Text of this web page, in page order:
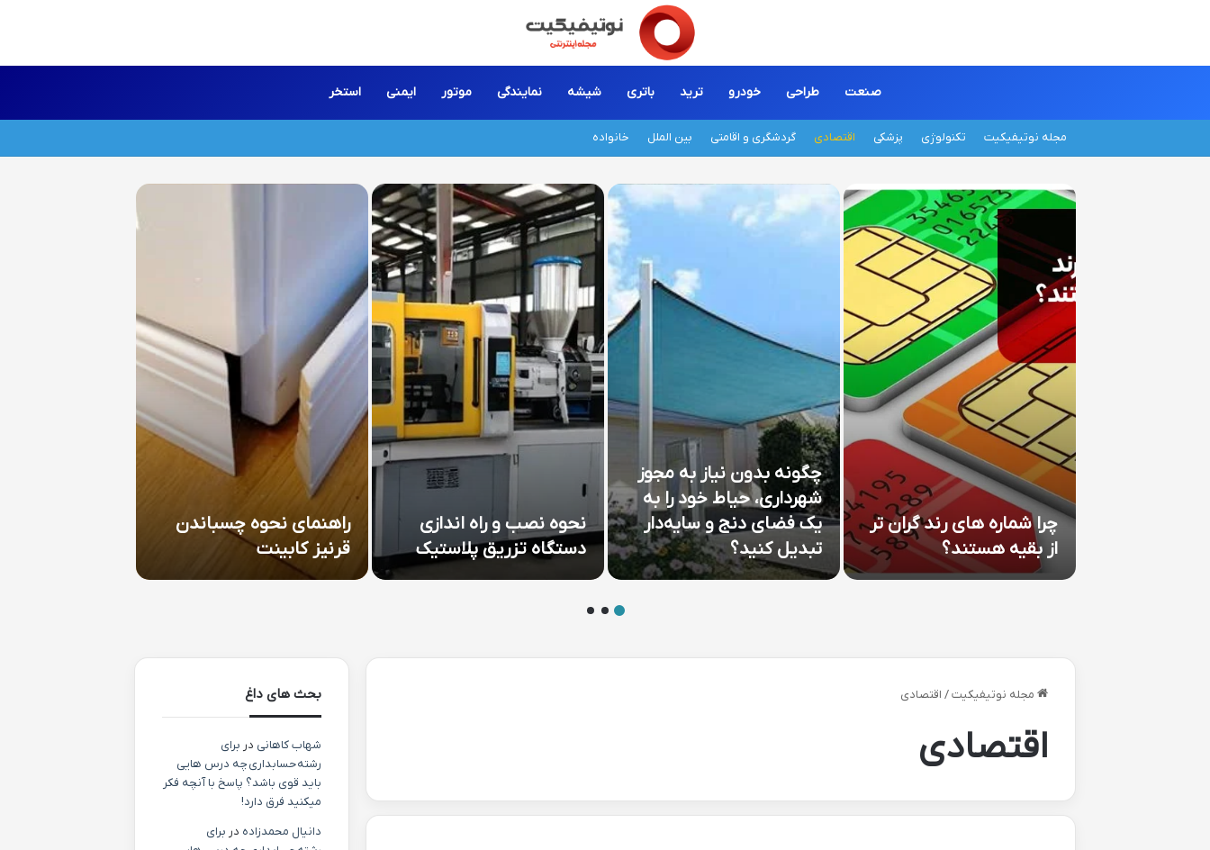
صنعت طراحی خودرو ترید باتری شیشه نمایندگی موتور ایمنی استخر
مجله نوتیفیکیت تکنولوژی پزشکی اقتصادی گردشگری و اقامتی بین الملل خانواده
چرا شماره های رند گران تر
از بقیه هستند؟
چگونه بدون نیاز به مجوز
شهرداری، حیاط خود را به
یک فضای دنج و سایه‌دار
تبدیل کنید؟
نحوه نصب و راه اندازی
دستگاه تزریق پلاستیک
راهنمای نحوه چسباندن
قرنیز کابینت
مجله نوتیفیکیت / اقتصادی
اقتصادی
بحث های داغ
شهاب کاهانی در برای
رشته حسابداری چه درس هایی
باید قوی باشد؟ پاسخ با آنچه فکر
میکنید فرق دارد!
دانیال محمدزاده در برای